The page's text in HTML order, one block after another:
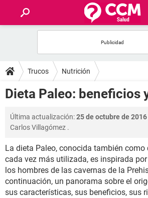
FOROS
SALUD
FAMILIA
BIENESTAR
SEXUALIDAD
Trucos Nutrición
Dieta Paleo: beneficios
Última actualización:25 de octubre de
Carlos Villagómez .
La dieta Paleo, conocida también
cada vez más utilizada, es inspirada
los hombres de las cavernas de la
continuación, un panorama sobre el
sus características, sus beneficios, sus